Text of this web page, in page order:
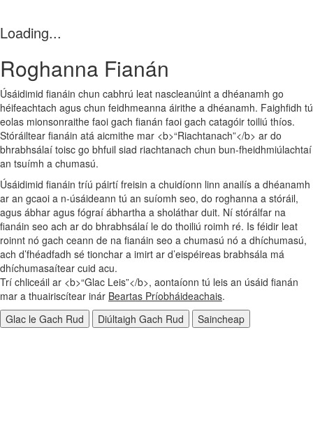
Loading...
Roghanna Fianán
Úsáidimid fianáin chun cabhrú leat nascleanúint a dhéanamh go
héifeachtach agus chun feidhmeanna áirithe a dhéanamh. Faighfidh tú
eolas mionsonraithe faoi gach fianán faoi gach catagóir toiliú thíos.
Stóráiltear fianáin atá aicmithe mar <b>“Riachtanach”</b> ar do
bhrabhsálaí toisc go bhfuil siad riachtanach chun bun‑fheidhmiúlachtaí
an tsuímh a chumasú.
Úsáidimid fianáin tríú páirtí freisin a chuidíonn linn anailís a dhéanamh
ar an gcaoi a n‑úsáideann tú an suíomh seo, do roghanna a stóráil,
agus ábhar agus fógraí ábhartha a sholáthar duit. Ní stórálfar na
fianáin seo ach ar do bhrabhsálaí le do thoiliú roimh ré. Is féidir leat
roinnt nó gach ceann de na fianáin seo a chumasú nó a dhíchumasú,
ach d’fhéadfadh sé tionchar a imirt ar d’eispéireas brabhsála má
dhíchumasaítear cuid acu.
Trí chliceáil ar <b>“Glac Leis”</b>, aontaíonn tú leis an úsáid fianán
mar a thuairiscítear inár Beartas Príobháideachais.
Glac le Gach Rud
Diúltaigh Gach Rud Saincheap